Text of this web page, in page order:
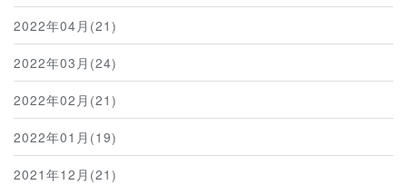
2022年04月(21)
2022年03月(24)
2022年02月(21)
2022年01月(19)
2021年12月(21)